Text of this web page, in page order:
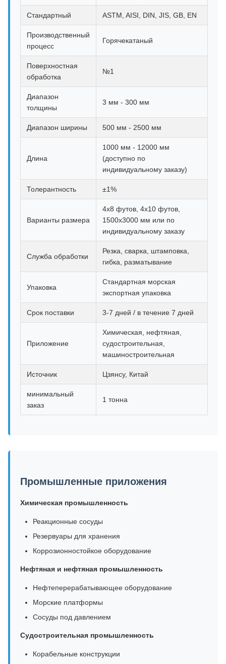
Стандартный ASTM, AISI, DIN, JIS, GB, EN
Производственный
процесс
Горячекатаный
Поверхностная
обработка
№1
Диапазон
толщины
3 мм - 300 мм
Диапазон ширины 500 мм - 2500 мм
Длина
1000 мм - 12000 мм
(доступно по
индивидуальному заказу)
Толерантность ±1%
Варианты размера
4x8 футов, 4x10 футов,
1500x3000 мм или по
индивидуальному заказу
Служба обработки
Резка, сварка, штамповка,
гибка, разматывание
Упаковка
Стандартная морская
экспортная упаковка
Срок поставки 3-7 дней / в течение 7 дней
Приложение
Химическая, нефтяная,
судостроительная,
машиностроительная
Источник Цзянсу, Китай
минимальный
заказ
1 тонна
Промышленные приложения
Химическая промышленность
Реакционные сосуды
Резервуары для хранения
Коррозионностойкое оборудование
Нефтяная и нефтяная промышленность
Нефтеперерабатывающее оборудование
Морские платформы
Сосуды под давлением
Судостроительная промышленность
Корабельные конструкции